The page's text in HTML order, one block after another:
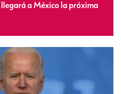
a México la próxima